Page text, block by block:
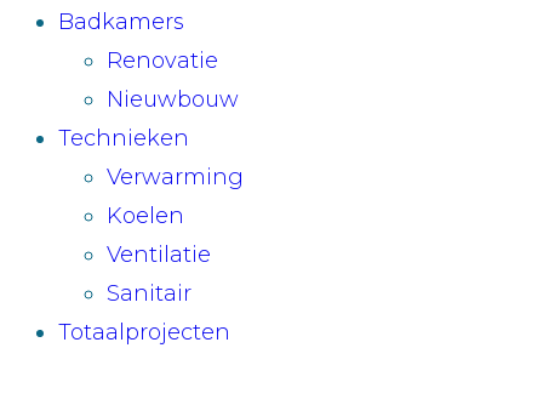
Badkamers
Renovatie
Nieuwbouw
Technieken
Verwarming
Koelen
Ventilatie
Sanitair
Totaalprojecten